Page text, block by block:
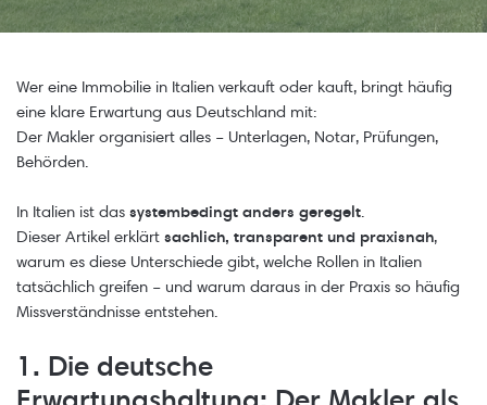
Wer eine Immobilie in Italien verkauft oder kauft, bringt häufig
eine klare Erwartung aus Deutschland mit:
Der Makler organisiert alles – Unterlagen, Notar, Prüfungen,
Behörden.
In Italien ist das systembedingt anders geregelt.
Dieser Artikel erklärt sachlich, transparent und praxisnah,
warum es diese Unterschiede gibt, welche Rollen in Italien
tatsächlich greifen – und warum daraus in der Praxis so häufig
Missverständnisse entstehen.
1. Die deutsche